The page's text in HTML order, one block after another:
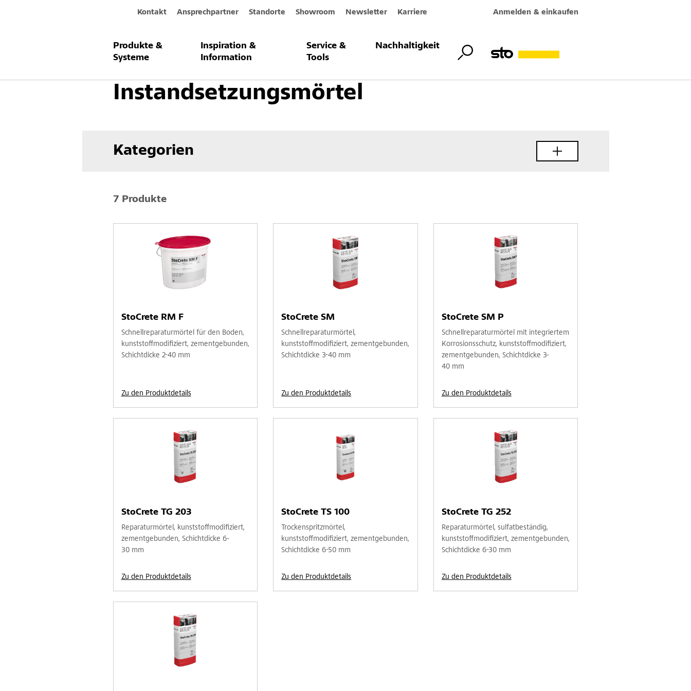
Kontakt Ansprechpartner Standorte Showroom Newsletter Karriere Anmelden & einkaufen
Produkte &
Systeme
Inspiration &
Information
Service &
Tools
Nachhaltigkeit
Produkte & Systeme Betoninstandsetzung und Betonschutz Mörtel Instandsetzungsmörtel
Instandsetzungsmörtel
Kategorien
7 Produkte
StoCrete RM F
Schnellreparaturmörtel für den Boden,
kunststoffmodifiziert, zementgebunden,
Schichtdicke 2-40 mm
Zu den Produktdetails
StoCrete SM
Schnellreparaturmörtel,
kunststoffmodifiziert, zementgebunden,
Schichtdicke 3-40 mm
Zu den Produktdetails
StoCrete SM P
Schnellreparaturmörtel mit integriertem
Korrosionsschutz, kunststoffmodifiziert,
zementgebunden, Schichtdicke 3-
40 mm
Zu den Produktdetails
StoCrete TG 203
Reparaturmörtel, kunststoffmodifiziert,
zementgebunden, Schichtdicke 6-
30 mm
Zu den Produktdetails
StoCrete TS 100
Trockenspritzmörtel,
kunststoffmodifiziert, zementgebunden,
Schichtdicke 6-50 mm
Zu den Produktdetails
StoCrete TG 252
Reparaturmörtel, sulfatbeständig,
kunststoffmodifiziert, zementgebunden,
Schichtdicke 6-30 mm
Zu den Produktdetails